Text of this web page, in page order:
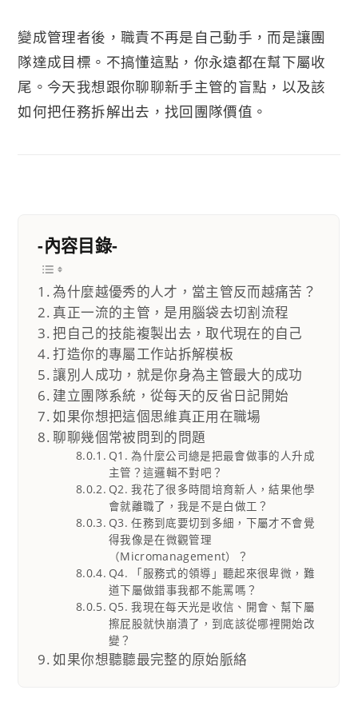
變成管理者後，職責不再是自己動手，而是讓團
隊達成目標。不搞懂這點，你永遠都在幫下屬收
尾。今天我想跟你聊聊新手主管的盲點，以及該
如何把任務拆解出去，找回團隊價值。
-內容目錄-
為什麼越優秀的人才，當主管反而越痛苦？
真正一流的主管，是用腦袋去切割流程
把自己的技能複製出去，取代現在的自己
打造你的專屬工作站拆解模板
讓別人成功，就是你身為主管最大的成功
建立團隊系統，從每天的反省日記開始
如果你想把這個思維真正用在職場
聊聊幾個常被問到的問題
Q1. 為什麼公司總是把最會做事的人升成
主管？這邏輯不對吧？
Q2. 我花了很多時間培育新人，結果他學
會就離職了，我是不是白做工？
Q3. 任務到底要切到多細，下屬才不會覺
得我像是在微觀管理
（Micromanagement）？
Q4. 「服務式的領導」聽起來很卑微，難
道下屬做錯事我都不能罵嗎？
Q5. 我現在每天光是收信、開會、幫下屬
擦屁股就快崩潰了，到底該從哪裡開始改
變？
如果你想聽聽最完整的原始脈絡